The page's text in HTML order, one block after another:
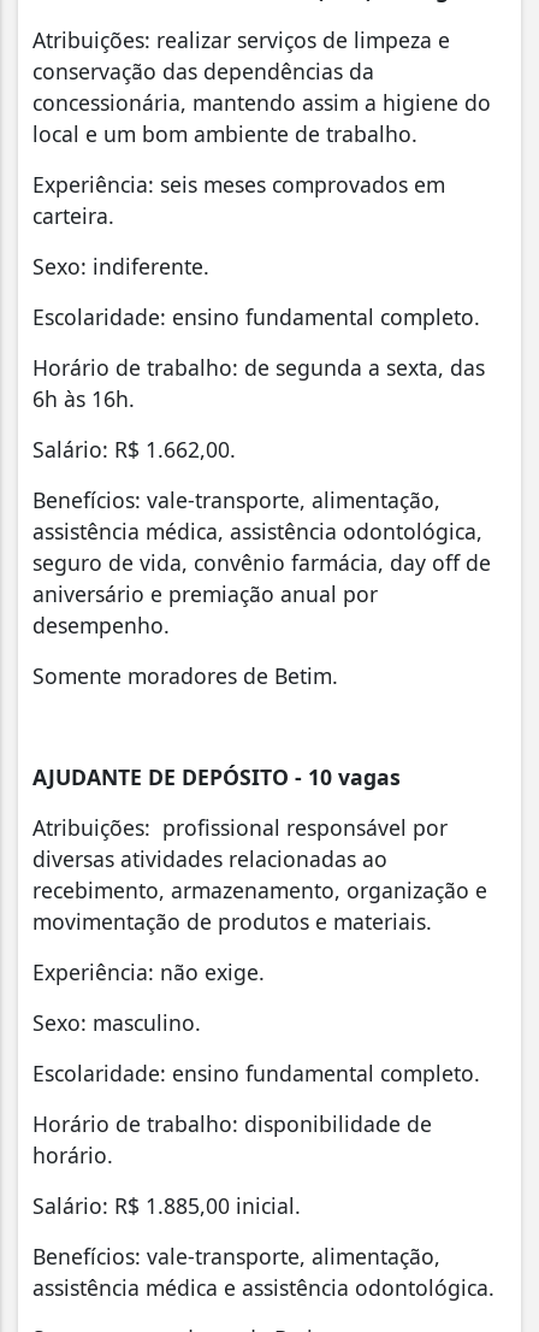
Atribuições: realizar serviços de limpeza e
conservação das dependências da
concessionária, mantendo assim a higiene do
local e um bom ambiente de trabalho.
Experiência: seis meses comprovados em
carteira.
Sexo: indiferente.
Escolaridade: ensino fundamental completo.
Horário de trabalho: de segunda a sexta, das
6h às 16h.
Salário: R$ 1.662,00.
Benefícios: vale-transporte, alimentação,
assistência médica, assistência odontológica,
seguro de vida, convênio farmácia, day off de
aniversário e premiação anual por
desempenho.
Somente moradores de Betim.
AJUDANTE DE DEPÓSITO - 10 vagas
Atribuições: profissional responsável por
diversas atividades relacionadas ao
recebimento, armazenamento, organização e
movimentação de produtos e materiais.
Experiência: não exige.
Sexo: masculino.
Escolaridade: ensino fundamental completo.
Horário de trabalho: disponibilidade de
horário.
Salário: R$ 1.885,00 inicial.
Benefícios: vale-transporte, alimentação,
assistência médica e assistência odontológica.